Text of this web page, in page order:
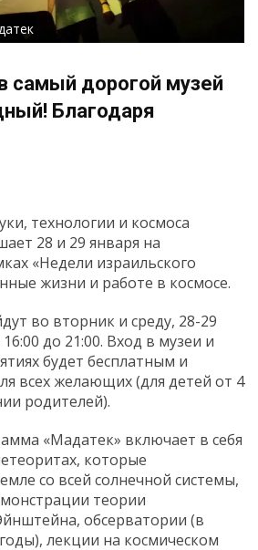
самый дорогой музей
Благодаря
технологии и космоса
28 и 29 января на
«Недели израильского
жизни и работе в космосе.
во вторник и среду, 28-29
до 21:00. Вход в музеи и
будет бесплатным и
всех желающих (для детей от 4
родителей).
«Мадатек» включает в себя
которые
со всей солнечной системы,
теории
обсерватории (в
лекции на космическом